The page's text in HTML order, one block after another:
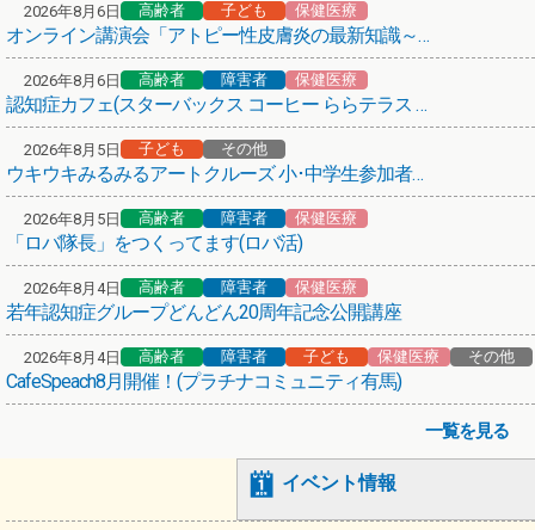
高齢者 保健医療
(介護予防)かかりつけの医療機関からお声がけ
悩み･困りごと相談のご案内
保健医療
紅麹を含む健康食品について
高齢者 障害者 子ども その他
あいちゃんアニメ「アニメ × 地域包括ケア」
2026年8月6日 高齢者 子ども 保健医療
オンライン講演会「アトピー性皮膚炎の最新知識～子どもから大人まで～」
2026年8月6日 高齢者 障害者 保健医療
認知症カフェ(スターバックス コーヒー ららテラス 武蔵小杉店)
2026年8月5日 子ども その他
ウキウキみるみるアートクルーズ 小･中学生参加者募集！
2026年8月5日 高齢者 障害者 保健医療
「ロバ隊長」をつくってます(ロバ活)
2026年8月4日 高齢者 障害者 保健医療
若年認知症グループどんどん20周年記念公開講座
2026年8月4日 高齢者 障害者 子ども 保健医療 その他
CafeSpeach8月開催！(プラチナコミュニティ有馬)
一覧を見る
イベント情報